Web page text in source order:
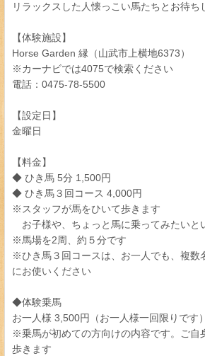
リラックスした人懐っこい馬たちとお待ち
【体験施設】
Horse Garden 縁（山武市上横地6373）
※カーナビでは4075で検索ください
電話：0475-78-5500
【設定日】
金曜日
【料金】
◆ ひき馬 5分 1,500円
◆ ひき馬３回コース 4,000円
※スタッフが馬をひいて歩きます
お子様や、ちょっと馬に乗ってみたいと
※馬場を2周、約５分です
※ひき馬３回コースは、お一人でも、複数
にお使いください
◆体験乗馬
お一人様 3,500円（お一人様一回限りです）
※乗馬が初めての方向けの内容です。ご自
歩きます